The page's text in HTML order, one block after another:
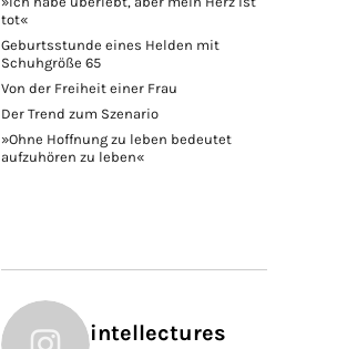
tot«
Geburtsstunde eines Helden mit
Schuhgröße 65
Von der Freiheit einer Frau
Der Trend zum Szenario
»Ohne Hoffnung zu leben bedeutet
aufzuhören zu leben«
intellectures